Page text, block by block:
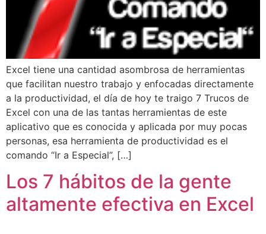
Excel tiene una cantidad asombrosa de herramientas
que facilitan nuestro trabajo y enfocadas directamente
a la productividad, el día de hoy te traigo 7 Trucos de
Excel con una de las tantas herramientas de este
aplicativo que es conocida y aplicada por muy pocas
personas, esa herramienta de productividad es el
comando “Ir a Especial”, […]
Los 7 hábitos de la gente
altamente efectiva en Excel